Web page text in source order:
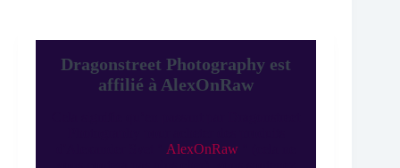
Dragonstreet Photography est
affilié à AlexOnRaw
AlexOnRaw